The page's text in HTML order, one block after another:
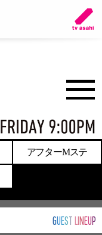
アフターMステ
GUEST LINEUP